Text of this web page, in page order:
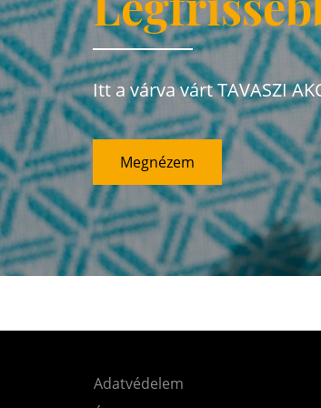
Itt a várva várt TAVASZI
Megnézem
Adatvédelem